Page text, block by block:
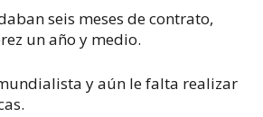
seis meses de contrato,
un año y medio.
y aún le falta realizar